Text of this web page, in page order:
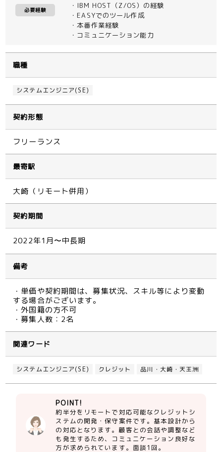
必要経験
・IBM HOST（Z/OS）の経験
・EASYでのツール作成
・本番作業経験
・コミュニケーション能力
職種
システムエンジニア(SE)
契約形態
フリーランス
最寄駅
大崎（リモート併用）
契約期間
2022年1月〜中長期
備考
・単価や契約期間は、募集状況、スキル等により変動
する場合がございます。
・外国籍の方不可
・募集人数：2名
関連ワード
システムエンジニア(SE) クレジット 品川・大崎・天王洲
POINT!
約半分をリモートで対応可能なクレジットシ
ステムの開発・保守案件です。基本設計から
の対応となります。顧客との会話や調整など
も発生するため、コミュニケーション良好な
方が求められています。面談1回。